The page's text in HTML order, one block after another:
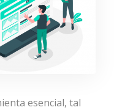
esencial, tal